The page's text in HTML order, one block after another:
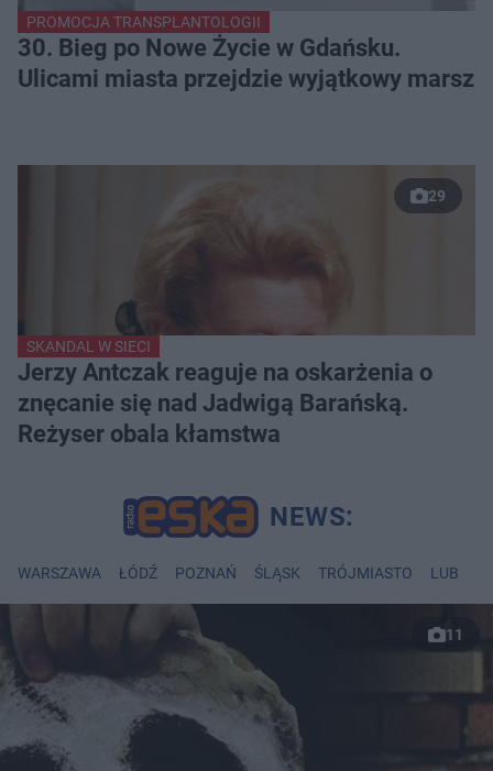
PROMOCJA TRANSPLANTOLOGII
30. Bieg po Nowe Życie w Gdańsku.
Ulicami miasta przejdzie wyjątkowy marsz
29
SKANDAL W SIECI
Jerzy Antczak reaguje na oskarżenia o
znęcanie się nad Jadwigą Barańską.
Reżyser obala kłamstwa
WARSZAWA ŁÓDŹ POZNAŃ ŚLĄSK TRÓJMIASTO LUBLIN
11